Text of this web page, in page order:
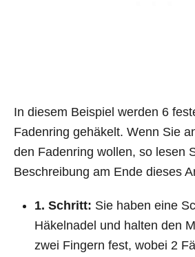
In diesem Beispiel werden 6
Fadenring gehäkelt. Wenn Sie
den Fadenring wollen, so lesen
Beschreibung am Ende dieses
1. Schritt: Sie haben eine
Häkelnadel und halten den
zwei Fingern fest, wobei 2